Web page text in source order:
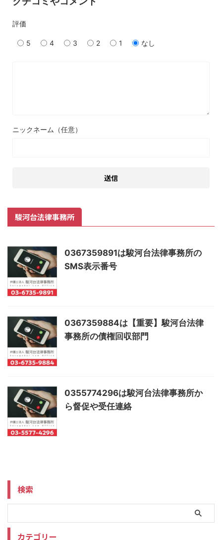
評価
5 4 3 2 1 なし
ニックネーム（任意）
駿河台法律事務所
0367359891は駿河台法律事務所の
SMS表示番号
0367359884は【重要】駿河台法律
事務所の債権回収部門
0355774296は駿河台法律事務所か
ら督促や受任連絡
検索
カテゴリー